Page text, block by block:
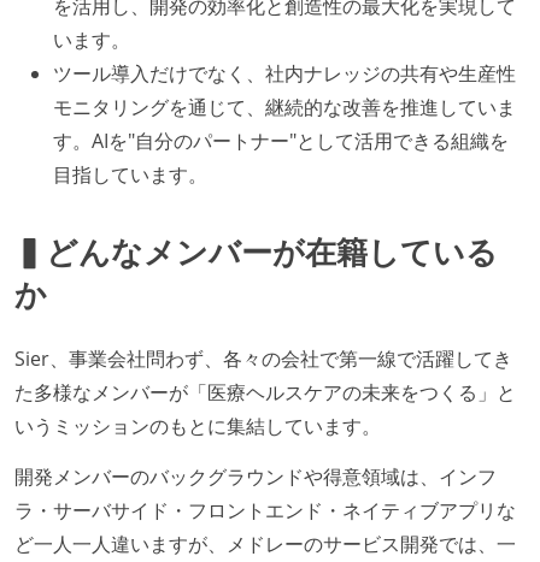
を活用し、開発の効率化と創造性の最大化を実現して
います。
ツール導入だけでなく、社内ナレッジの共有や生産性
モニタリングを通じて、継続的な改善を推進していま
す。AIを"自分のパートナー"として活用できる組織を
目指しています。
▍どんなメンバーが在籍している
か
Sier、事業会社問わず、各々の会社で第一線で活躍してき
た多様なメンバーが「医療ヘルスケアの未来をつくる」と
いうミッションのもとに集結しています。
開発メンバーのバックグラウンドや得意領域は、インフ
ラ・サーバサイド・フロントエンド・ネイティブアプリな
ど一人一人違いますが、メドレーのサービス開発では、一